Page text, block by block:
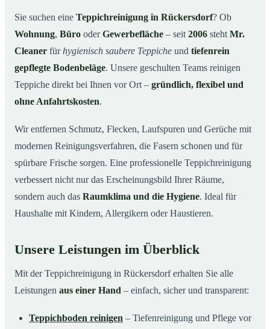
03Warum Mr. Cleaner in Rückersdorf?
04Teppichreinigung in Rückersdorf und Umgebung
05Jetzt Angebot einholen
Teppichreinigung in Rückersdorf im Einsatz
Sie suchen eine Teppichreinigung in Rückersdorf? Ob
Wohnung, Büro oderGewerbefläche – seit 2006 steht Mr.
Cleaner fürhygienisch saubere Teppiche und tiefenrein
gepflegte Bodenbeläge. Unsere geschulten Teams reinigen
Teppiche direkt bei Ihnen vor Ort – gründlich, flexibel und
ohne Anfahrtskosten.
Wir entfernen Schmutz, Flecken, Laufspuren und Gerüche mit
modernen Reinigungsverfahren, die Fasern schonen und für
spürbare Frische sorgen. Eine professionelle Teppichreinigung
verbessert nicht nur das Erscheinungsbild Ihrer Räume,
sondern auch das Raumklima und die Hygiene. Ideal für
Haushalte mit Kindern, Allergikern oder Haustieren.
Unsere Leistungen im Überblick
Mit der Teppichreinigung in Rückersdorf erhalten Sie alle
Leistungen aus einer Hand – einfach, sicher und transparent:
Teppichboden reinigen – Tiefenreinigung und Pflege vor